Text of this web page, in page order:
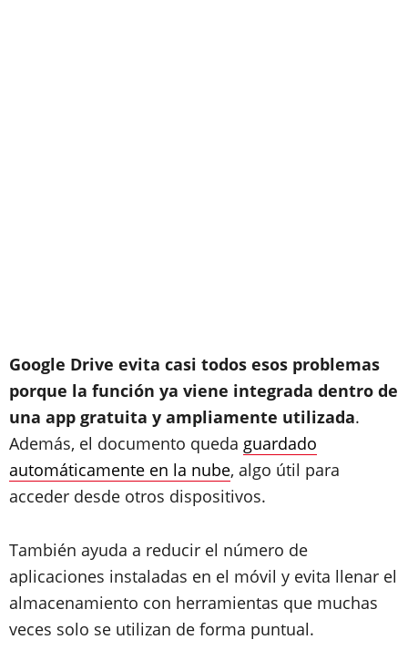
Google Drive evita casi todos esos problemas
porque la función ya viene integrada dentro de
una app gratuita y ampliamente utilizada.
Además, el documento queda guardado
automáticamente en la nube, algo útil para
acceder desde otros dispositivos.
También ayuda a reducir el número de
aplicaciones instaladas en el móvil y evita llenar el
almacenamiento con herramientas que muchas
veces solo se utilizan de forma puntual.